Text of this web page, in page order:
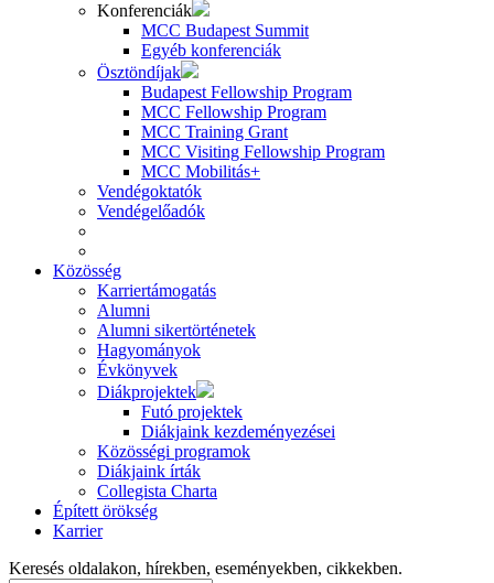
Konferenciák
MCC Budapest Summit
Egyéb konferenciák
Ösztöndíjak
Budapest Fellowship Program
MCC Fellowship Program
MCC Training Grant
MCC Visiting Fellowship Program
MCC Mobilitás+
Vendégoktatók
Vendégelőadók
Közösség
Karriertámogatás
Alumni
Alumni sikertörténetek
Hagyományok
Évkönyvek
Diákprojektek
Futó projektek
Diákjaink kezdeményezései
Közösségi programok
Diákjaink írták
Collegista Charta
Épített örökség
Karrier
Keresés oldalakon, hírekben, eseményekben, cikkekben.